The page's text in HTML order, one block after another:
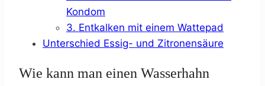
Kondom
3. Entkalken mit einem Wattepad
Unterschied Essig- und Zitronensäure
Wie kann man einen Wasserhahn